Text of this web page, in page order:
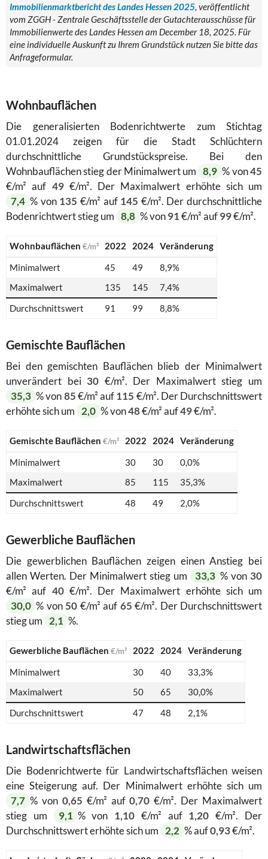
Immobilienmarktbericht des Landes Hessen 2025, veröffentlicht
vom ZGGH - Zentrale Geschäftsstelle der Gutachterausschüsse für
Immobilienwerte des Landes Hessen am December 18, 2025. Für
eine individuelle Auskunft zu Ihrem Grundstück nutzen Sie bitte das
Anfrageformular.
Wohnbauflächen
Die generalisierten Bodenrichtwerte zum Stichtag
01.01.2024 zeigen für die Stadt Schlüchtern
durchschnittliche Grundstückspreise. Bei den
Wohnbauflächen stieg der Minimalwert um 8,9 % von45
€/m² auf 49€/m². Der Maximalwert erhöhte sich um
7,4 % von 135 €/m² auf 145 €/m². Der durchschnittliche
Bodenrichtwert stieg um 8,8 % von91€/m² auf99€/m².
Wohnbauflächen €/m² 2022 2024 Veränderung
Minimalwert
45 49
8,9%
Maximalwert
135 145
7,4%
Durchschnittswert
91 99 8,8%
Gemischte Bauflächen
Bei den gemischten Bauflächen blieb der Minimalwert
unverändert bei 30 €/m². Der Maximalwert stieg um
35,3 % von85€/m² auf115 €/m². Der Durchschnittswert
erhöhte sich um
2,0 % von48€/m² auf49€/m².
Gemischte Bauflächen €/m² 2022 2024 Veränderung
Minimalwert
30 30
0,0%
Maximalwert
85 115
35,3%
Durchschnittswert
48 49 2,0%
Gewerbliche Bauflächen
Die gewerblichen Bauflächen zeigen einen Anstieg bei
allen Werten. Der Minimalwert stieg um
33,3 % von 30
€/m² auf 40€/m². Der Maximalwert erhöhte sich um
30,0 % von50 €/m² auf 65 €/m². Der Durchschnittswert
stieg um
2,1 %.
Gewerbliche Bauflächen €/m² 2022 2024 Veränderung
Minimalwert
30 40
33,3%
Maximalwert
50 65
30,0%
Durchschnittswert
47 48 2,1%
Landwirtschaftsflächen
Die Bodenrichtwerte für Landwirtschaftsflächen weisen
eine Steigerung auf. Der Minimalwert erhöhte sich um
7,7 % von 0,65 €/m² auf0,70 €/m². Der Maximalwert
stieg um
9,1 % von 1,10 €/m² auf 1,20 €/m². Der
Durchschnittswert erhöhte sich um
2,2 % auf0,93€/m².